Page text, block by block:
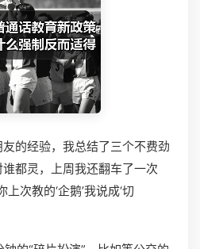
的经验，我总结了三个不费劲
都灵，上周我还翻车了一次
次教的‘企鹅’我说成‘切